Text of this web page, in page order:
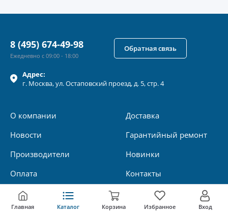
Главная Каталог Вход
Избранное
Корзина
Адрес:
г. Москва, ул.Остаповский проезд, д. 5, стр. 4
О компании
Новости
Производители
Оплата
Доставка
Гарантийный ремонт
Новинки
Контакты
8 (495) 674-49-98
Ежедневно с 09:00 - 18:00
Обратная связь